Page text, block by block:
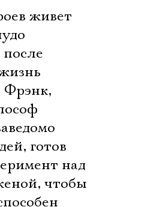
живет
после
Фрэнк,
готов
над
чтобы